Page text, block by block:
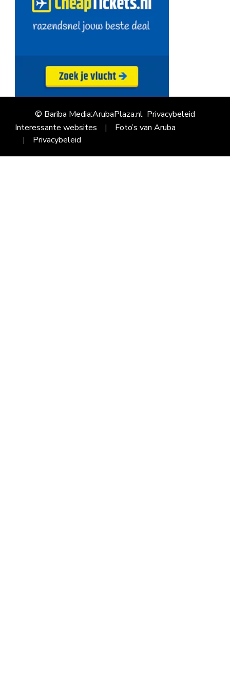
© Bariba Media:ArubaPlaza.nl Privacybeleid
Interessante websites
Foto’s van Aruba
Privacybeleid